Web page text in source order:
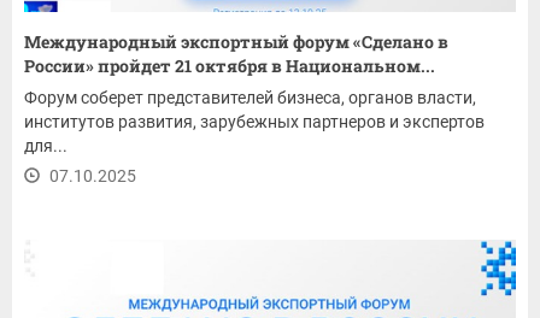
Международный экспортный форум «Сделано в
России» пройдет 21 октября в Национальном...
Форум соберет представителей бизнеса, органов власти,
институтов развития, зарубежных партнеров и экспертов
для...
07.10.2025